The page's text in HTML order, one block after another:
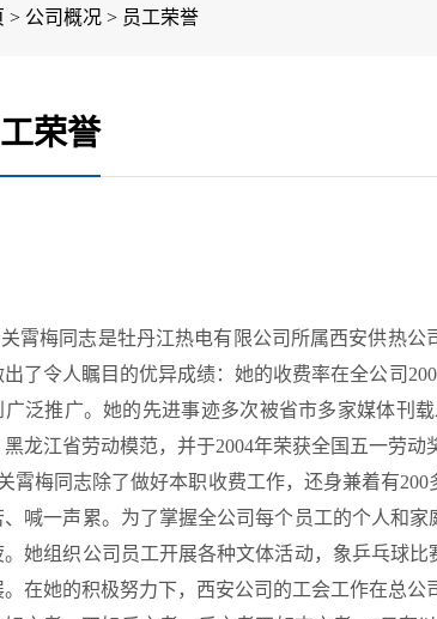
> 公司概况 > 员工荣誉
荣誉
梅同志是牡丹江热电有限公司所属西安供热公司
出了令人瞩目的优异成绩：她的收费率在全公司
广泛推广。她的先进事迹多次被省市多家媒体刊
黑龙江省劳动模范，并于2004年荣获全国五一劳
梅同志除了做好本职收费工作，还身兼着有200
、喊一声累。为了掌握全公司每个员工的个人和
。她组织公司员工开展各种文体活动，象乒乓球
。在她的积极努力下，西安公司的工会工作在总公